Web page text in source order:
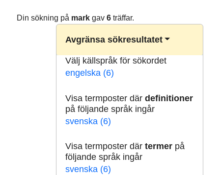
Din sökning på markgav 6träffar.
Avgränsa sökresultatet
Välj källspråk för sökordet
engelska (6)
Visa termposter där definitioner
på följande språk ingår
svenska (6)
Visa termposter där termerpå
följande språk ingår
svenska (6)